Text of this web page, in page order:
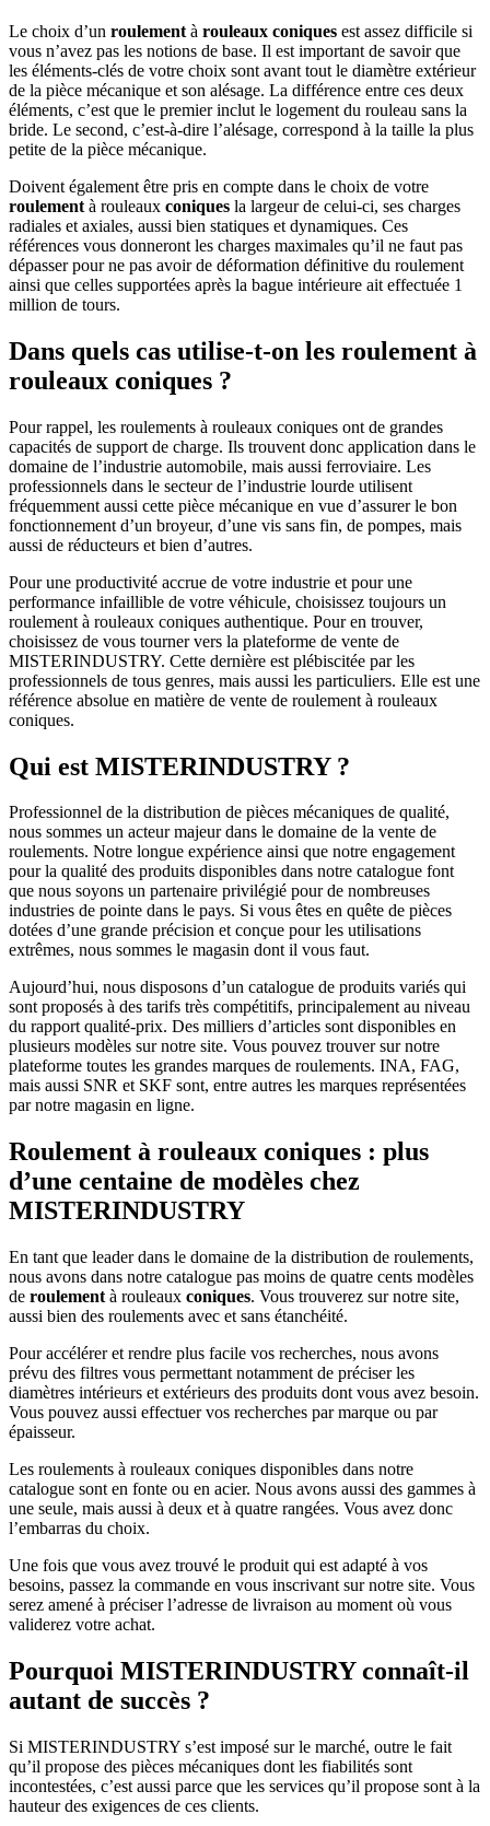
Le choix d’un roulement à rouleaux coniques est assez difficile si
vous n’avez pas les notions de base. Il est important de savoir que
les éléments-clés de votre choix sont avant tout le diamètre extérieur
de la pièce mécanique et son alésage. La différence entre ces deux
éléments, c’est que le premier inclut le logement du rouleau sans la
bride. Le second, c’est-à-dire l’alésage, correspond à la taille la plus
petite de la pièce mécanique.
Doivent également être pris en compte dans le choix de votre
roulement à rouleaux coniques la largeur de celui-ci, ses charges
radiales et axiales, aussi bien statiques et dynamiques. Ces
références vous donneront les charges maximales qu’il ne faut pas
dépasser pour ne pas avoir de déformation définitive du roulement
ainsi que celles supportées après la bague intérieure ait effectuée 1
million de tours.
Dans quels cas utilise-t-on les roulement à
rouleaux coniques ?
Pour rappel, les roulements à rouleaux coniques ont de grandes
capacités de support de charge. Ils trouvent donc application dans le
domaine de l’industrie automobile, mais aussi ferroviaire. Les
professionnels dans le secteur de l’industrie lourde utilisent
fréquemment aussi cette pièce mécanique en vue d’assurer le bon
fonctionnement d’un broyeur, d’une vis sans fin, de pompes, mais
aussi de réducteurs et bien d’autres.
Pour une productivité accrue de votre industrie et pour une
performance infaillible de votre véhicule, choisissez toujours un
roulement à rouleaux coniques authentique. Pour en trouver,
choisissez de vous tourner vers la plateforme de vente de
MISTERINDUSTRY. Cette dernière est plébiscitée par les
professionnels de tous genres, mais aussi les particuliers. Elle est une
référence absolue en matière de vente de roulement à rouleaux
coniques.
Qui est MISTERINDUSTRY ?
Professionnel de la distribution de pièces mécaniques de qualité,
nous sommes un acteur majeur dans le domaine de la vente de
roulements. Notre longue expérience ainsi que notre engagement
pour la qualité des produits disponibles dans notre catalogue font
que nous soyons un partenaire privilégié pour de nombreuses
industries de pointe dans le pays. Si vous êtes en quête de pièces
dotées d’une grande précision et conçue pour les utilisations
extrêmes, nous sommes le magasin dont il vous faut.
Aujourd’hui, nous disposons d’un catalogue de produits variés qui
sont proposés à des tarifs très compétitifs, principalement au niveau
du rapport qualité-prix. Des milliers d’articles sont disponibles en
plusieurs modèles sur notre site. Vous pouvez trouver sur notre
plateforme toutes les grandes marques de roulements. INA, FAG,
mais aussi SNR et SKF sont, entre autres les marques représentées
par notre magasin en ligne.
Roulement à rouleaux coniques : plus
d’une centaine de modèles chez
MISTERINDUSTRY
En tant que leader dans le domaine de la distribution de roulements,
nous avons dans notre catalogue pas moins de quatre cents modèles
de roulement à rouleaux coniques. Vous trouverez sur notre site,
aussi bien des roulements avec et sans étanchéité.
Pour accélérer et rendre plus facile vos recherches, nous avons
prévu des filtres vous permettant notamment de préciser les
diamètres intérieurs et extérieurs des produits dont vous avez besoin.
Vous pouvez aussi effectuer vos recherches par marque ou par
épaisseur.
Les roulements à rouleaux coniques disponibles dans notre
catalogue sont en fonte ou en acier. Nous avons aussi des gammes à
une seule, mais aussi à deux et à quatre rangées. Vous avez donc
l’embarras du choix.
Une fois que vous avez trouvé le produit qui est adapté à vos
besoins, passez la commande en vous inscrivant sur notre site. Vous
serez amené à préciser l’adresse de livraison au moment où vous
validerez votre achat.
Pourquoi MISTERINDUSTRY connaît-il
autant de succès ?
Si MISTERINDUSTRY s’est imposé sur le marché, outre le fait
qu’il propose des pièces mécaniques dont les fiabilités sont
incontestées, c’est aussi parce que les services qu’il propose sont à la
hauteur des exigences de ces clients.